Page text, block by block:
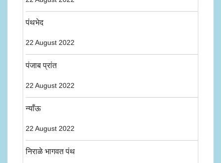
पंथभेद
22 August 2022
पंजाब प्रांत
22 August 2022
न्याँऊ
22 August 2022
निराळे भागवत पंथ